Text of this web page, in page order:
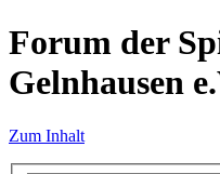
Forum der
Gelnhausen
Zum Inhalt